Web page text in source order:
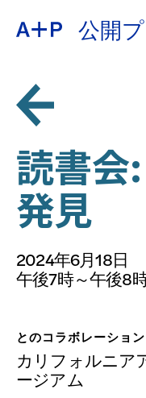
公開
約
教育
青少
展示会
公開
アーカ
寄付
普通话
日本
読書会
発見
2024年6月18日
午後7時～午後8
とのコラボレーション
カリフォルニア
ージアム